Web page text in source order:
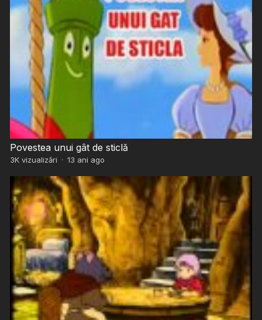
Povestea unui gât de sticlă
3Kvizualizări · 13 ani ago